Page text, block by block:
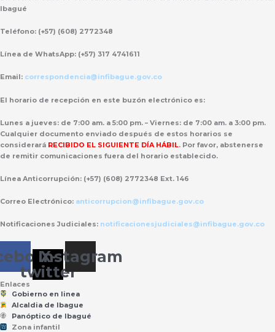
Ibagué
Teléfono: (+57) (608) 2772348
Línea de WhatsApp: (+57) 317 4741611
Email: correspondencia@infibague.gov.co
El horario de recepción en este buzón electrónico es:
Lunes a jueves: de 7:00 am. a 5:00 pm. – Viernes: de 7:00 am. a 3:00 pm.
Cualquier documento enviado después de estos horarios se
considerará RECIBIDO EL SIGUIENTE DÍA HÁBIL. Por favor, abstenerse
de remitir comunicaciones fuera del horario establecido.
Línea Anticorrupción: (+57) (608) 2772348 Ext. 146
Correo Electrónico: anticorrupcion@infibague.gov.co
Notificaciones Judiciales: notificacionesjudiciales@infibague.gov.co
X-
twitter
Instagram
Enlaces
Gobierno en linea
Alcaldia de Ibague
Panóptico de Ibagué
Zona infantil